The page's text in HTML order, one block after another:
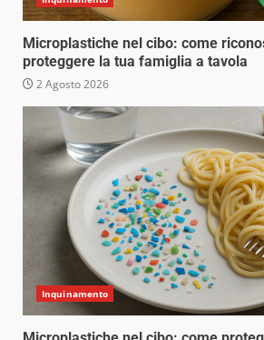
Microplastiche nel cibo: come
proteggere la tua famiglia a tavola
2 Agosto 2026
Inquinamento